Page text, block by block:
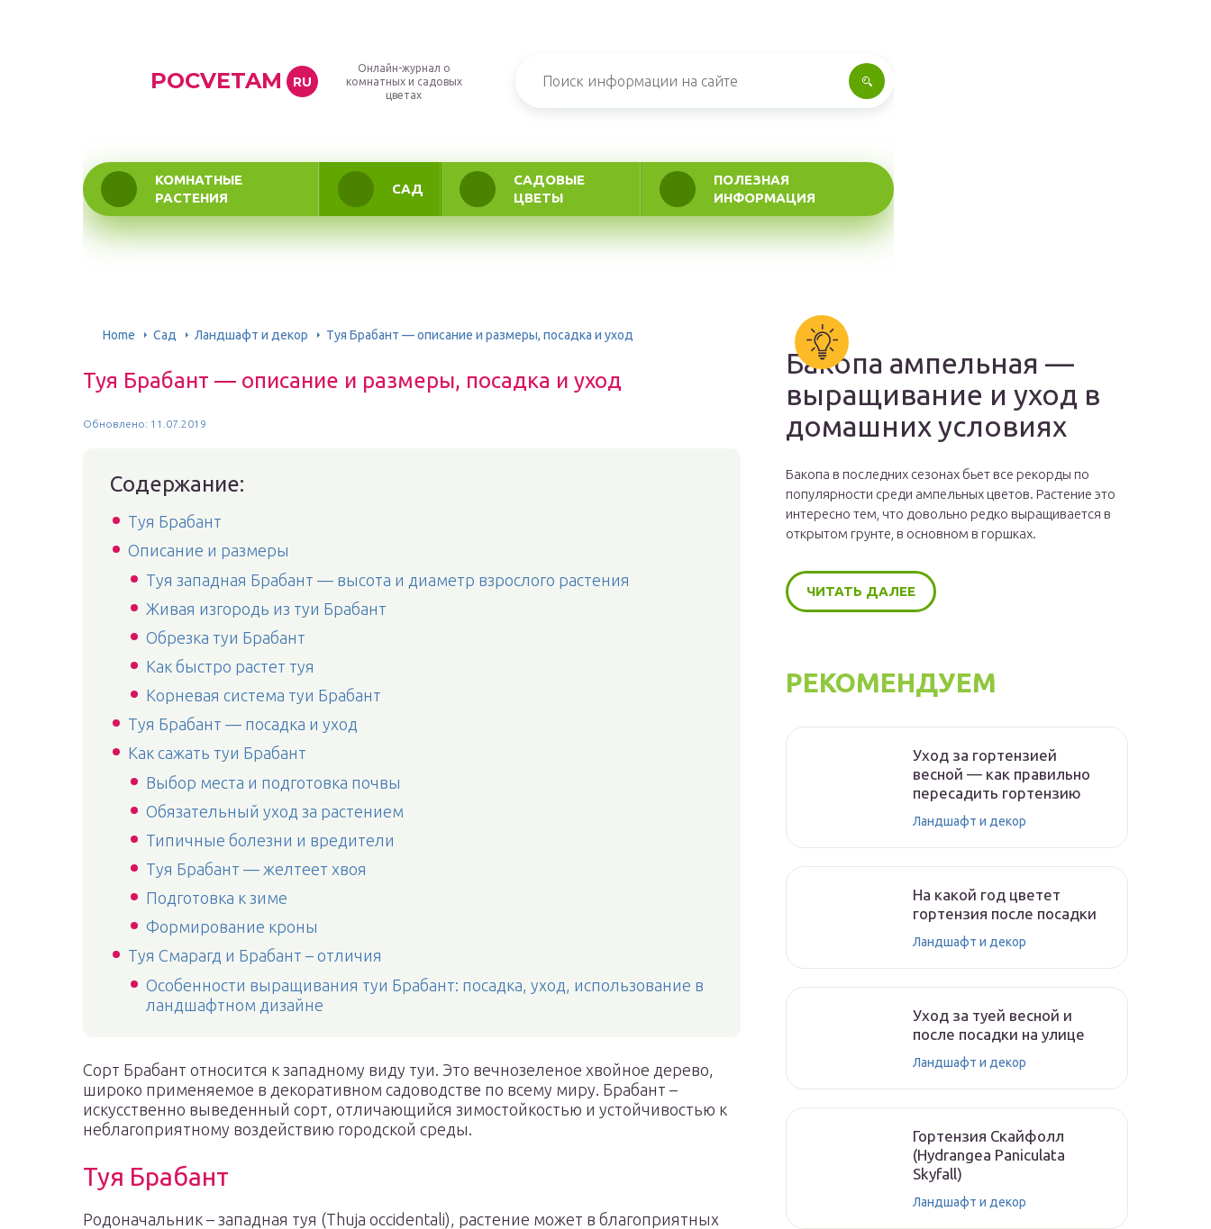
POCVETAM RU
Онлайн-журнал о
комнатных и садовых
цветах
КОМНАТНЫЕ
РАСТЕНИЯ
САД
САДОВЫЕ
ЦВЕТЫ
ПОЛЕЗНАЯ
ИНФОРМАЦИЯ
Home Сад Ландшафт и декор Туя Брабант — описание и размеры, посадка и уход
Туя Брабант — описание и размеры, посадка и уход
Обновлено: 11.07.2019
Содержание:
Туя Брабант
Описание и размеры
Туя западная Брабант — высота и диаметр взрослого растения
Живая изгородь из туи Брабант
Обрезка туи Брабант
Как быстро растет туя
Корневая система туи Брабант
Туя Брабант — посадка и уход
Как сажать туи Брабант
Выбор места и подготовка почвы
Обязательный уход за растением
Типичные болезни и вредители
Туя Брабант — желтеет хвоя
Подготовка к зиме
Формирование кроны
Туя Смарагд и Брабант – отличия
Особенности выращивания туи Брабант: посадка, уход, использование в
ландшафтном дизайне
Сорт Брабант относится к западному виду туи. Это вечнозеленое хвойное дерево,
широко применяемое в декоративном садоводстве по всему миру. Брабант –
искусственно выведенный сорт, отличающийся зимостойкостью и устойчивостью к
неблагоприятному воздействию городской среды.
Туя Брабант
Родоначальник – западная туя (Thuja occidentali), растение может в благоприятных
Бакопа ампельная —
выращивание и уход в
домашних условиях
Бакопа в последних сезонах бьет все рекорды по
популярности среди ампельных цветов. Растение это
интересно тем, что довольно редко выращивается в
открытом грунте, в основном в горшках.
ЧИТАТЬ ДАЛЕЕ
РЕКОМЕНДУЕМ
Уход за гортензией
весной — как правильно
пересадить гортензию
Ландшафт и декор
На какой год цветет
гортензия после посадки
Ландшафт и декор
Уход за туей весной и
после посадки на улице
Ландшафт и декор
Гортензия Скайфолл
(Hydrangea Paniculata
Skyfall)
Ландшафт и декор